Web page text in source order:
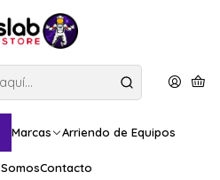
Marcas Arriendo de Equipos
Contacto